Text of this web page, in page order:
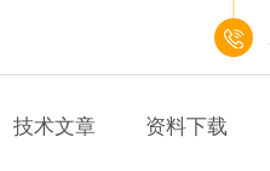
技术文章 资料下载